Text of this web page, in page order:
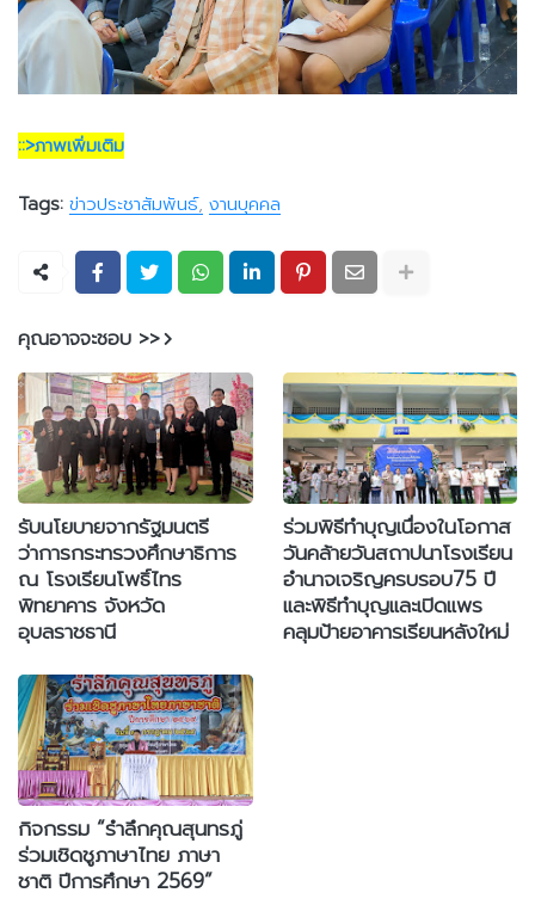
::>ภาพเพิ่มเติม
Tags: ข่าวประชาสัมพันธ์ งานบุคคล
คุณอาจจะชอบ >>
รับนโยบายจากรัฐมนตรี
ว่าการกระทรวงศึกษาธิการ
ณ โรงเรียนโพธิ์ไทร
พิทยาคาร จังหวัด
อุบลราชธานี
ร่วมพิธีทำบุญเนื่องในโอกาส
วันคล้ายวันสถาปนาโรงเรียน
อำนาจเจริญครบรอบ75 ปี
และพิธีทำบุญและเปิดแพร
คลุมป้ายอาคารเรียนหลังใหม่
กิจกรรม “รำลึกคุณสุนทรภู่
ร่วมเชิดชูภาษาไทย ภาษา
ชาติ ปีการศึกษา 2569”